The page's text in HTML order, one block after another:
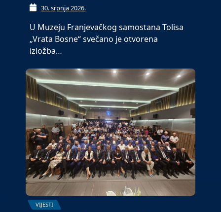
30. srpnja 2026.
U Muzeju Franjevačkog samostana Tolisa
„Vrata Bosne“ svečano je otvorena
izložba…
VIJESTI